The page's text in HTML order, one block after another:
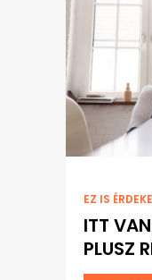
EZ IS
ITT
PLUSZ